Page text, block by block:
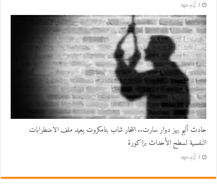
3 أيام ago
حادث أليم يهز دوار سارت.. انتحار شاب بتامكروت يعيد ملف الاضطرابات
النفسية لسطح الأحداث بزاكورة
3 أيام ago